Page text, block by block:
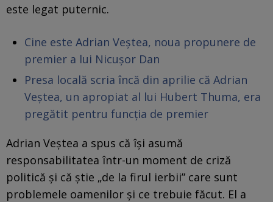
este legat puternic.
Cine este Adrian Veștea, noua propunere de
premier a lui Nicușor Dan
Presa locală scria încă din aprilie că Adrian
Veștea, un apropiat al lui Hubert Thuma, era
pregătit pentru funcția de premier
Adrian Veștea a spus că își asumă
responsabilitatea într-un moment de criză
politică și că știe „de la firul ierbii” care sunt
problemele oamenilor și ce trebuie făcut. El a